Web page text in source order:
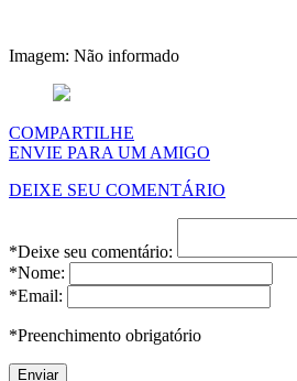
Imagem: Não informado
COMPARTILHE
ENVIE PARA UM AMIGO
DEIXE SEU COMENTÁRIO
*Deixe seu comentário:
*Nome:
*Email:
*Preenchimento obrigatório